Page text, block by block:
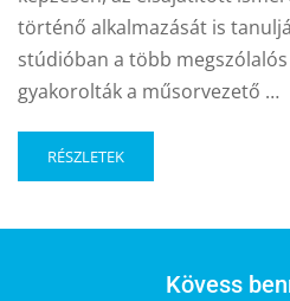
történő alkalmazását is
stúdióban a több
gyakorolták a műsorvezető …
RÉSZLETEK
Kövess